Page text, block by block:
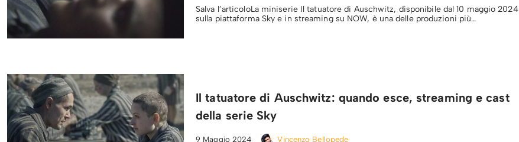
Salva l’articoloLa miniserie Il tatuatore di Auschwitz, disponibile dal 10 maggio 2024
sulla piattaforma Sky e in streaming su NOW, è una delle produzioni più…
Il tatuatore di Auschwitz: quando esce, streaming e cast
della serie Sky
9 Maggio 2024 Vincenzo Bellopede